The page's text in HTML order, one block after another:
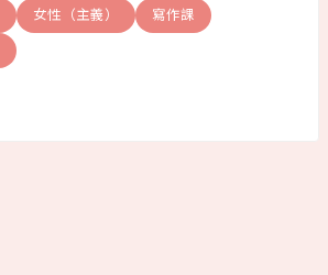
女性（主義） 寫作課